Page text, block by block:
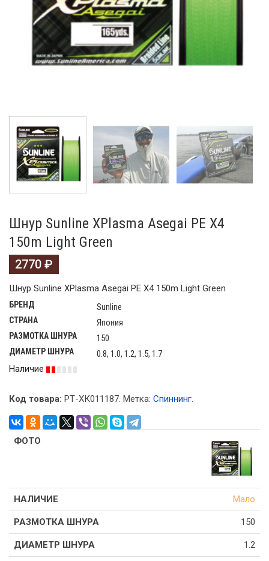
Шнур Sunline XPlasma Asegai PE X4
150m Light Green
2770 ₽
Шнур Sunline XPlasma Asegai PE X4 150m Light Green
БРЕНД Sunline
СТРАНА Япония
РАЗМОТКА ШНУРА 150
ДИАМЕТР ШНУРА
0.8, 1.0, 1.2, 1.5, 1.7
Наличие
Код товара: РТ-ХК011187. Метка: Спиннинг.
Мало
150
1.2